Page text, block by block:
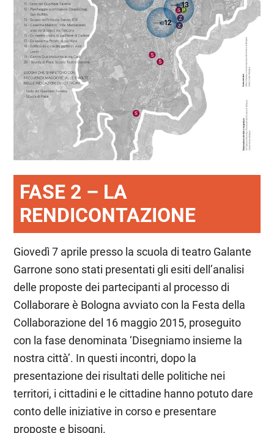
FASE 2 – LA
RENDICONTAZIONE
Giovedì 7 aprile presso la scuola di teatro Galante
Garrone sono stati presentati gli esiti dell’analisi
delle proposte dei partecipanti al processo di
Collaborare è Bologna avviato con la Festa della
Collaborazione del 16 maggio 2015, proseguito
con la fase denominata ‘Disegniamo insieme la
nostra città’. In questi incontri, dopo la
presentazione dei risultati delle politiche nei
territori, i cittadini e le cittadine hanno potuto dare
conto delle iniziative in corso e presentare
proposte e bisogni.